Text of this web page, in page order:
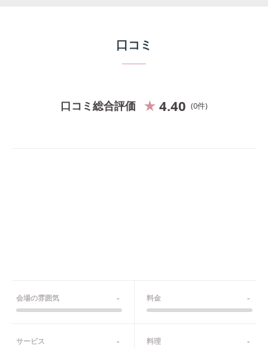
口コミ
口コミ総合評価 4.40 0件
会場の雰囲気 - 料金 -
サービス - 料理 -